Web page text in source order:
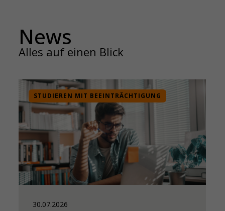
News
Alles auf einen Blick
STUDIEREN MIT BEEINTRÄCHTIGUNG
30.07.2026